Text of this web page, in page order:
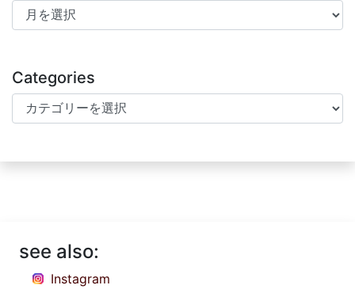
Archives
Categories
Categories
see also:
Instagram